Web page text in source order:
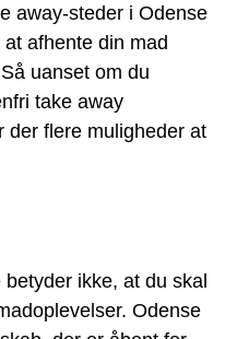
away-steder i Odense
afhente din mad
uanset om du
take away
der flere muligheder at
ikke, at du skal
Odense